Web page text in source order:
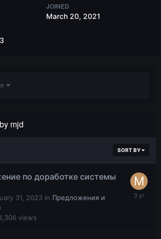
JOINED
March 20, 2021
mjd
SORT BY
по доработке системы
31, 2023 in Предложения и
views